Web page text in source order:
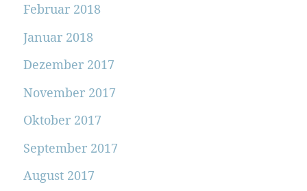
Februar 2018
Januar 2018
Dezember 2017
November 2017
Oktober 2017
September 2017
August 2017